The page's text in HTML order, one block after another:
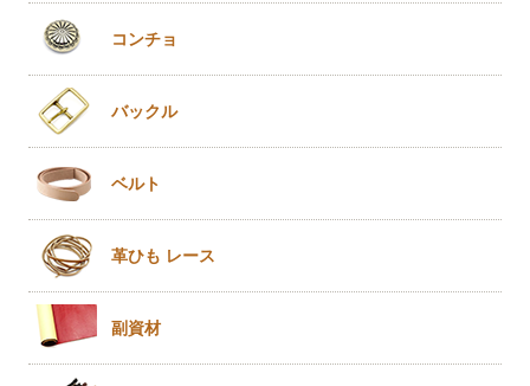
コンチョ
バックル
ベルト
革ひも レース
副資材